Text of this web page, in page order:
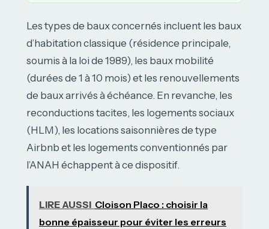
Les types de baux concernés incluent les baux
d’habitation classique (résidence principale,
soumis à la loi de 1989), les baux mobilité
(durées de 1 à 10 mois) et les renouvellements
de baux arrivés à échéance. En revanche, les
reconductions tacites, les logements sociaux
(HLM), les locations saisonnières de type
Airbnb et les logements conventionnés par
l’ANAH échappent à ce dispositif.
LIRE AUSSI Cloison Placo : choisir la
bonne épaisseur pour éviter les erreurs